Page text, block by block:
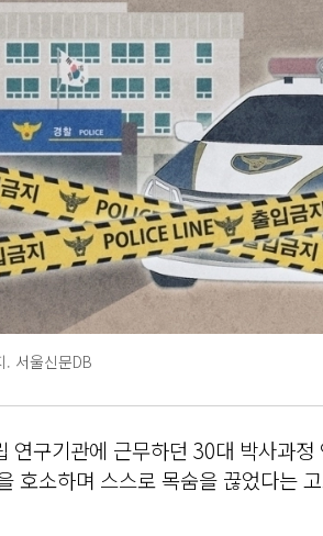
. 서울신문DB
연구기관에 근무하던 30대 박사과
호소하며 스스로 목숨을 끊었다는